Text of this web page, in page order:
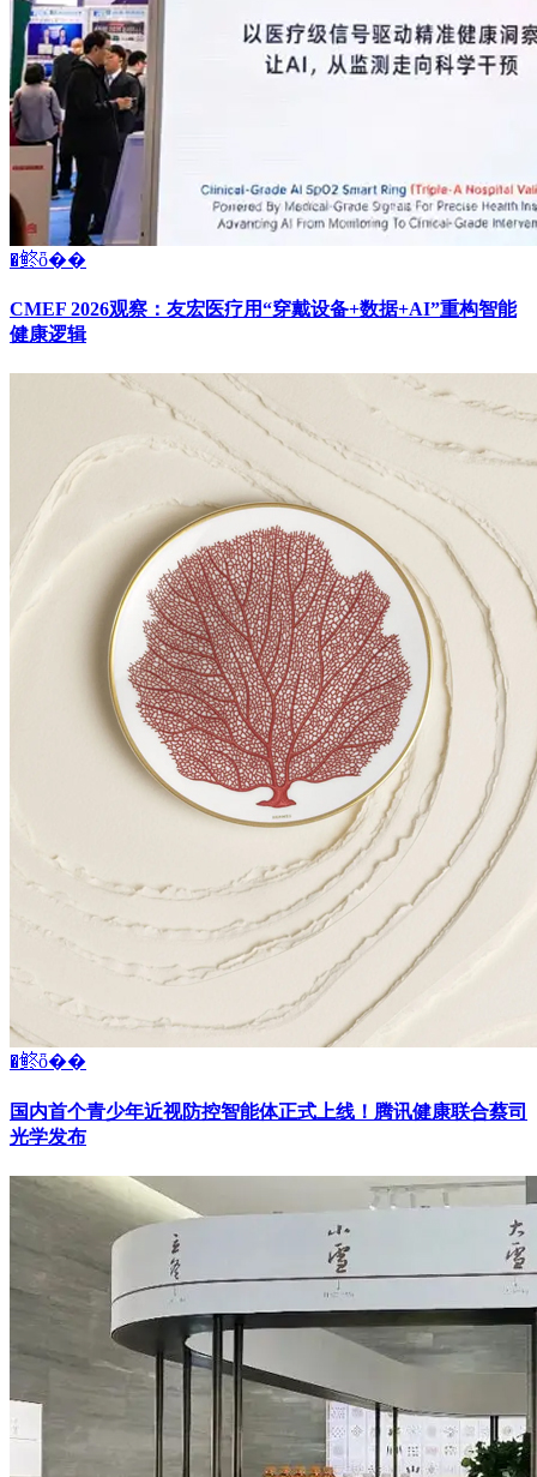
�鿴ȫ��
CMEF 2026观察：友宏医疗用“穿戴设备+数据+AI”重构智能
健康逻辑
�鿴ȫ��
国内首个青少年近视防控智能体正式上线！腾讯健康联合蔡司
光学发布